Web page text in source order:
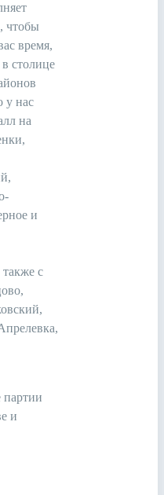
чтобы
время,
столице
у нас
на
и
с
и